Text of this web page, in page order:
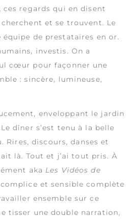
ces regards qui en disent
et se trouvent. Le
de prestataires en or.
investis. On a
cœur pour façonner une
: sincère, lumineuse,
enveloppant le jardin
dîner s’est tenu à la belle
Rires, discours, danses et
là. Tout et j’ai tout pris. À
aka Les Vidéos de
et sensible complète
ensemble sur ce
tisser une double narration,